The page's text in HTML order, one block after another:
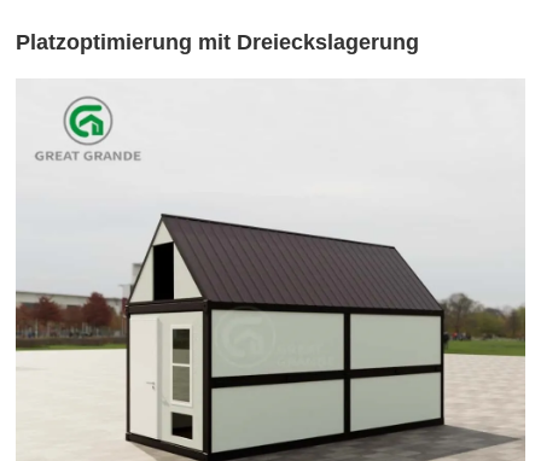
Platzoptimierung mit Dreieckslagerung